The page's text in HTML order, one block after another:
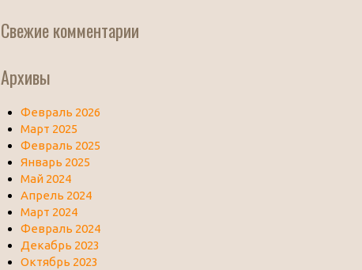
Свежие комментарии
Архивы
Февраль 2026
Март 2025
Февраль 2025
Январь 2025
Май 2024
Апрель 2024
Март 2024
Февраль 2024
Декабрь 2023
Октябрь 2023